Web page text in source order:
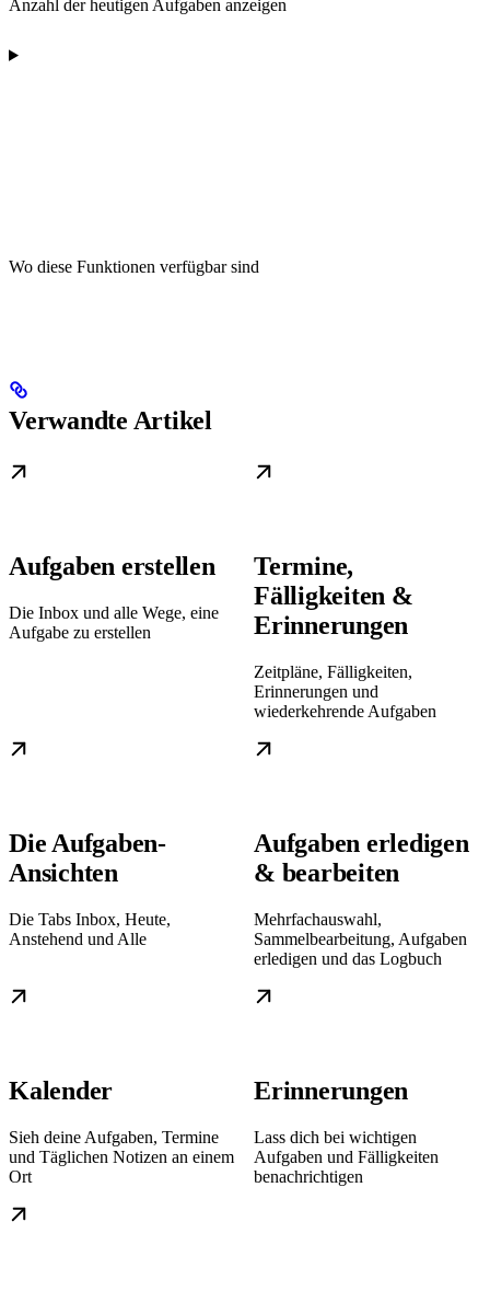
Anzahl der heutigen Aufgaben anzeigen
Wo diese Funktionen verfügbar sind
Verwandte Artikel
Aufgaben erstellen
Die Inbox und alle Wege, eine
Aufgabe zu erstellen
Termine,
Fälligkeiten &
Erinnerungen
Zeitpläne, Fälligkeiten,
Erinnerungen und
wiederkehrende Aufgaben
Die Aufgaben-
Ansichten
Die Tabs Inbox, Heute,
Anstehend und Alle
Aufgaben erledigen
& bearbeiten
Mehrfachauswahl,
Sammelbearbeitung, Aufgaben
erledigen und das Logbuch
Kalender
Sieh deine Aufgaben, Termine
und Täglichen Notizen an einem
Ort
Erinnerungen
Lass dich bei wichtigen
Aufgaben und Fälligkeiten
benachrichtigen